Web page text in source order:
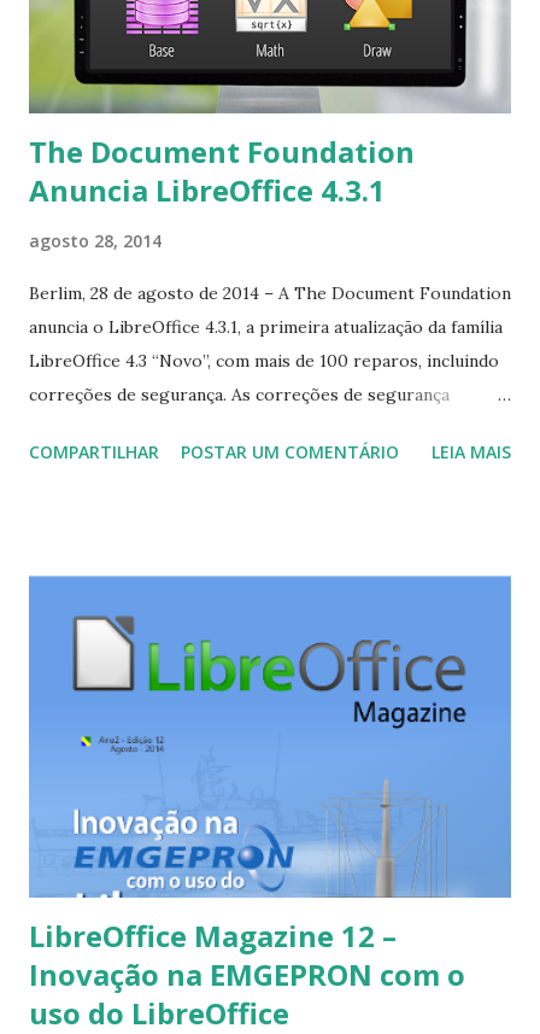
comentado sobre o Projeto Document Liberation criado na
esperança que possa dar poderes ao indivíduos,
organizações e governos para recuperar seu...
The Document Foundation
Anuncia LibreOffice 4.3.1
agosto 28, 2014
Berlim, 28 de agosto de 2014 – A The Document Foundation
anuncia o LibreOffice 4.3.1, a primeira atualização da família
LibreOffice 4.3 “Novo”, com mais de 100 reparos, incluindo
correções de segurança. As correções de segurança
os usuários estão convidados a suas instalações o quanto
com um grande número de sessões sobre desenvolvimento,
comunidade, marketing e migrações. O programa do
evento pode ser consultado em
https://conference.libreoffice.org/2014/program . As
lançamento podem consultar os registros de alterações
https://wiki.documentfoundation.org/Releases/4.3.1/RC1
e https://wiki.documentfoundation...
COMPARTILHAR POSTAR UM COMENTÁRIO LEIA MAIS
LibreOffice Magazine 12 –
Inovação na EMGEPRON com o
uso do LibreOffice